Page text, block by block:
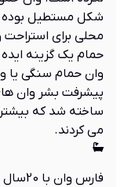
شکل مستطیل بوده
محلی برای
حمام یک گزینه
وان حمام سنگی یا
پیشرفت بشر وان
ساخته شد که بیشتر
می کردند.
فارس